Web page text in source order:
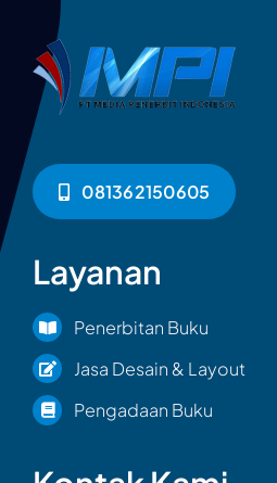
081362150605
Layanan
Penerbitan Buku
Jasa Desain & Layout
Pengadaan Buku